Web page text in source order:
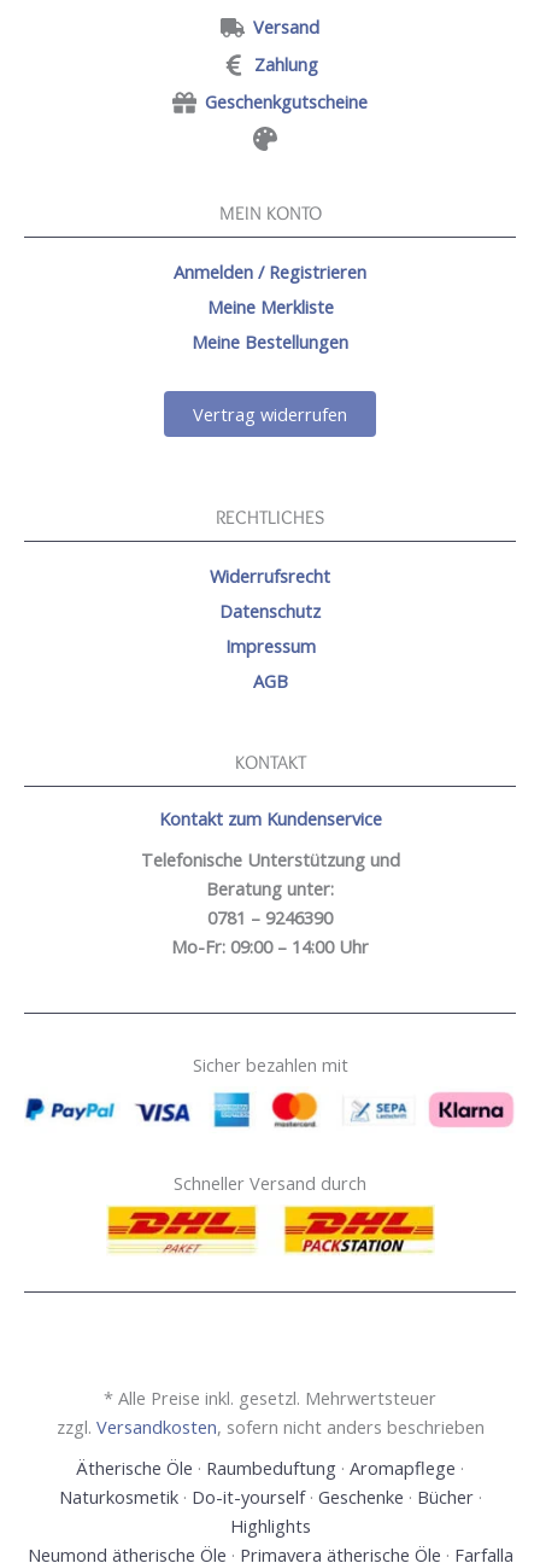
Versand
Zahlung
Geschenkgutscheine
MEIN KONTO
Anmelden / Registrieren
Meine Merkliste
Meine Bestellungen
Vertrag widerrufen
RECHTLICHES
Widerrufsrecht
Datenschutz
Impressum
AGB
KONTAKT
Kontakt zum Kundenservice
Telefonische Unterstützung und
Beratung unter:
0781 – 9246390
Mo-Fr: 09:00 – 14:00 Uhr
Sicher bezahlen mit
Schneller Versand durch
* Alle Preise inkl. gesetzl. Mehrwertsteuer
zzgl. Versandkosten, sofern nicht anders beschrieben
Ätherische Öle · Raumbeduftung · Aromapflege ·
Naturkosmetik· Do-it-yourself· Geschenke · Bücher·
Highlights
Neumond ätherische Öle · Primavera ätherische Öle · Farfalla